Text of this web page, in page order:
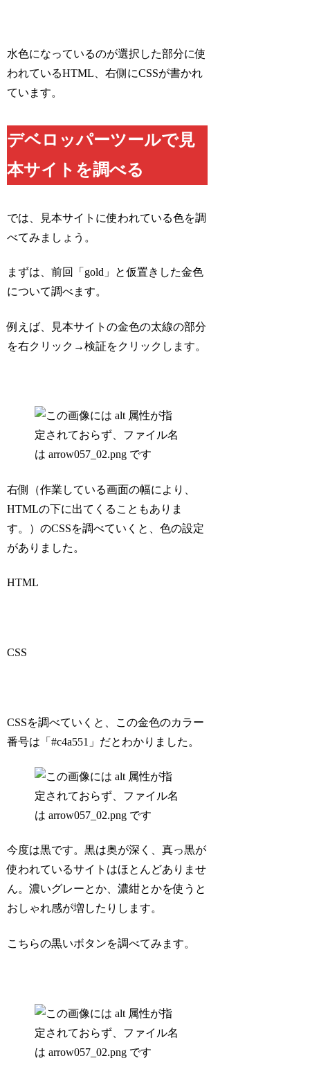
水色になっているのが選択した部分に使
われているHTML、右側にCSSが書かれ
ています。
デベロッパーツールで見
本サイトを調べる
では、見本サイトに使われている色を調
べてみましょう。
まずは、前回「gold」と仮置きした金色
について調べます。
例えば、見本サイトの金色の太線の部分
を右クリック→検証をクリックします。
右側（作業している画面の幅により、
HTMLの下に出てくることもありま
す。）のCSSを調べていくと、色の設定
がありました。
HTML
CSS
CSSを調べていくと、この金色のカラー
番号は「#c4a551」だとわかりました。
今度は黒です。黒は奥が深く、真っ黒が
使われているサイトはほとんどありませ
ん。濃いグレーとか、濃紺とかを使うと
おしゃれ感が増したりします。
こちらの黒いボタンを調べてみます。